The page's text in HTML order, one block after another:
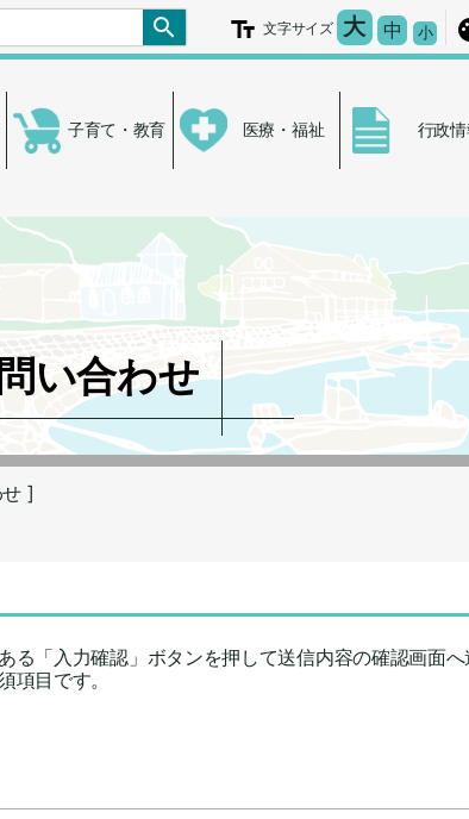
文字サイズ 大文字を大
中 文字の
小文字
子育て・教育 医療・福祉 行政
い合わせ
]
る「入力確認」ボタンを押して送信内容の確認画面へ
項目です。